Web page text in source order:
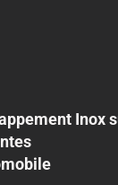
Inox